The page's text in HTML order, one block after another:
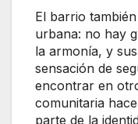
El barrio
urbana: no hay
la armonía, y
sensación de
encontrar en
comunitaria
parte de la